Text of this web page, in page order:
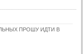
ПРОШУ ИДТИ В